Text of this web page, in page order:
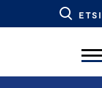
ETSI